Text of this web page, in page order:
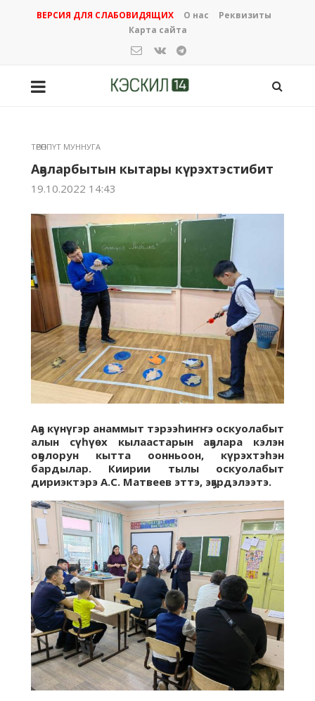
ВЕРСИЯ ДЛЯ СЛАБОВИДЯЩИХ О нас
Реквизиты
Карта сайта
ТӨРӨППҮТ МУННУГА
Аҕаларбытын кытары күрэхтэстибит
19.10.2022 14:43
Аҕа күнүгэр анаммыт тэрээһиҥҥэ оскуолабыт
алын сүһүөх кылаастарын аҕалара кэлэн
оҕолорун кытта оонньоон, күрэхтэһэн
бардылар. Киирии тылы оскуолабыт
дириэктэрэ А.С. Матвеев эттэ, эҕэрдэлээтэ.